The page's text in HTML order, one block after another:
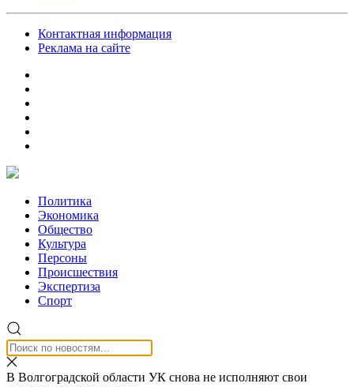
Контактная информация
Реклама на сайте
Политика
Экономика
Общество
Культура
Персоны
Происшествия
Экспертиза
Спорт
В Волгоградской области УК снова не исполняют свои